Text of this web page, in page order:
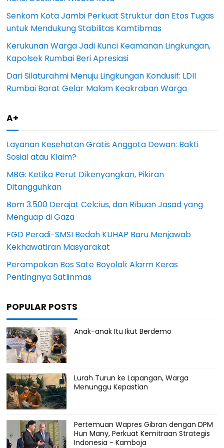
Senkom Kota Jambi Perkuat Struktur dan Etos Tugas
untuk Mendukung Stabilitas Kamtibmas
Kerukunan Warga Jadi Kunci Keamanan Lingkungan,
Kapolsek Rumbai Beri Apresiasi
Dari Silaturahmi Menuju Lingkungan Kondusif: LDII
Rumbai Barat Gelar Malam Keakraban Warga
A+
Layanan Kesehatan Gratis Anggota Dewan: Bakti
Sosial atau Klaim?
MBG: Ketika Perut Dikenyangkan, Pikiran
Ditangguhkan
Bom 3.500 Derajat Celcius, dan Ribuan Jasad yang
Menguap di Gaza
FGD Peradi-SMSI Bedah KUHAP Baru Menjawab
Kekhawatiran Masyarakat
Perampokan Bos Sate Boyolali: Alarm Keras
Pentingnya Satlinmas
POPULAR POSTS
Anak-anak Itu Ikut Berdemo
Lurah Turun ke Lapangan, Warga
Menunggu Kepastian
Pertemuan Wapres Gibran dengan DPM
Hun Many, Perkuat Kemitraan Strategis
Indonesia - Kamboja